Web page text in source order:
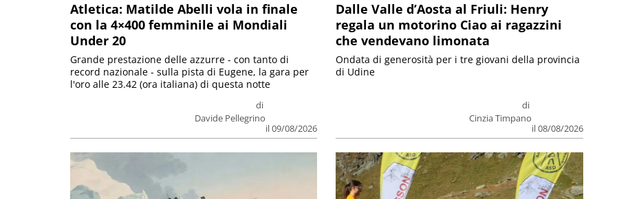
Atletica: Matilde Abelli vola in finale
con la 4×400 femminile ai Mondiali
Under 20
di
Davide Pellegrino
il 09/08/2026
Grande prestazione delle azzurre - con tanto di
record nazionale - sulla pista di Eugene, la gara per
l'oro alle 23.42 (ora italiana) di questa notte
Dalle Valle d’Aosta al Friuli: Henry
regala un motorino Ciao ai ragazzini
che vendevano limonata
di
Cinzia Timpano
il 08/08/2026
Ondata di generosità per i tre giovani della provincia
di Udine